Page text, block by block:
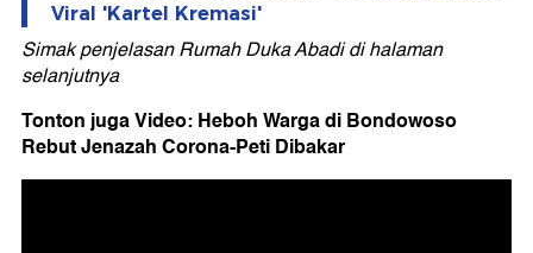
Viral 'Kartel Kremasi'
Simak penjelasan Rumah Duka Abadi di halaman
selanjutnya
Tonton juga Video: Heboh Warga di Bondowoso
Rebut Jenazah Corona-Peti Dibakar